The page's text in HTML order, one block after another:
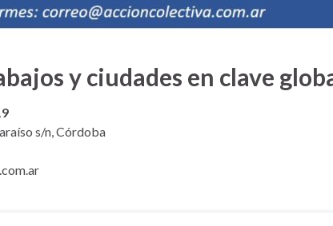
y ciudades en clave
s/n, Córdoba